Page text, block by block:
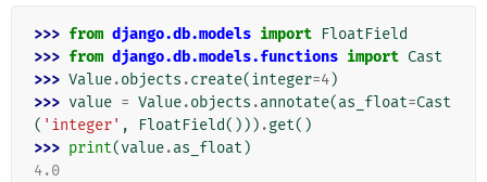
>>> from django.db.models import FloatField
>>> from django.db.models.functions import Cast
>>> Value.objects .create(integer=4)
>>> value = Value.objects .annotate(as_float=Cast
( 'integer' , FloatField())) .get()
>>> print(value.as_float )
4.0